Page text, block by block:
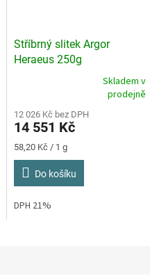
Stříbrný slitek Argor
Heraeus 250g
produktu
je
3,0
Skladem v
prodejně
12 026 Kč bez DPH
14 551 Kč
Měrná
cena:
58,20 Kč / 1 g
Do košíku
DPH 21%